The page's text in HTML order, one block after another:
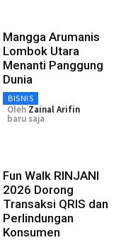
Mangga Arumanis
Lombok Utara
Menanti Panggung
Dunia
BISNIS
Oleh Zainal Arifin
baru saja
Fun Walk RINJANI
2026 Dorong
Transaksi QRIS dan
Perlindungan
Konsumen